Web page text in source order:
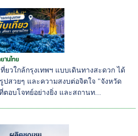
านไทย
ยวใกล้กรุงเทพฯ แบบเดินทางสะดวก ได้
ปสวยๆ และความสงบต่อจิตใจ "จังหวัด
อบโจทย์อย่างยิ่ง และสถานท...